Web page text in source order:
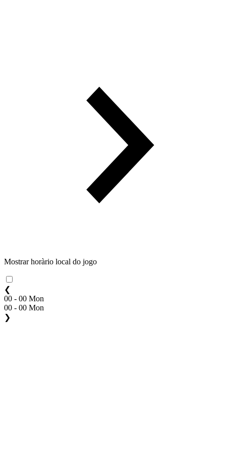
Mostrar horàrio local do jogo
❮
00 - 00 Mon
00 - 00 Mon
❯